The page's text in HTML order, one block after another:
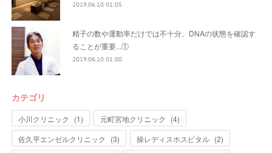
2019.06.10 01:05
精子の数や運動率だけでは不十分、DNAの状態を確認す
ることが重要...①
2019.06.10 01:00
カテゴリ
小川クリニック (1) 元町宮地クリニック (4)
佐久平エンゼルクリニック
(3) 操レディスホスピタル (2)